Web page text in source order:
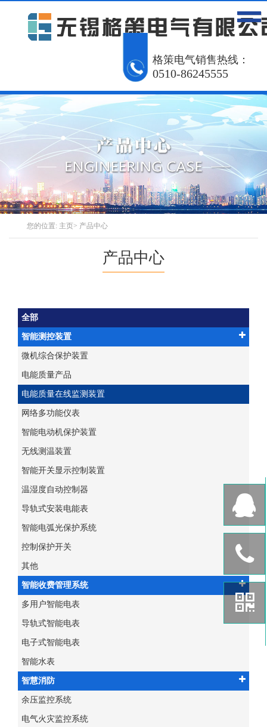
格策电气销售热线：
0510-86245555
产品中心
解决方案
资讯动态
关于我们
联系我们
English
您的位置: 主页> 产品中心
产品中心
全部
智能测控装置
微机综合保护装置
电能质量产品
电能质量在线监测装置
网络多功能仪表
智能电动机保护装置
无线测温装置
智能开关显示控制装置
温湿度自动控制器
导轨式安装电能表
智能电弧光保护系统
控制保护开关
其他
智能收费管理系统
多用户智能电表
导轨式智能电表
电子式智能电表
智能水表
智慧消防
余压监控系统
电气火灾监控系统